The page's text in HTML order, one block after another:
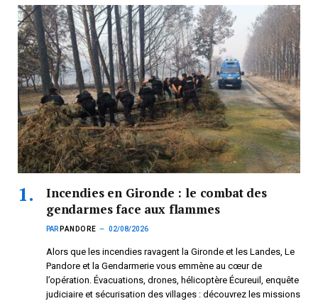
Incendies en Gironde : le combat des
gendarmes face aux flammes
PAR PANDORE 02/08/2026
Alors que les incendies ravagent la Gironde et les Landes, Le
Pandore et la Gendarmerie vous emmène au cœur de
l’opération. Évacuations, drones, hélicoptère Écureuil, enquête
judiciaire et sécurisation des villages : découvrez les missions